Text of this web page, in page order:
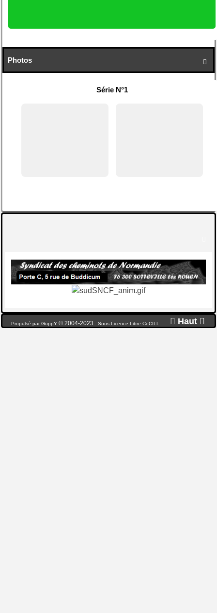

Photos
Série N°1
 Haut 
Propulsé par GuppY © 2004-2023 Sous Licence Libre CeCILL